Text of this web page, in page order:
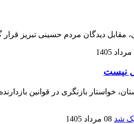
مقابل دیدگان مردم حسینی تبریز
نیست
بازنگری در قوانین
08 مرداد 1405